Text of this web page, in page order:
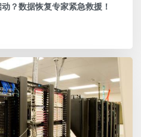
？数据恢复专家紧急救援！